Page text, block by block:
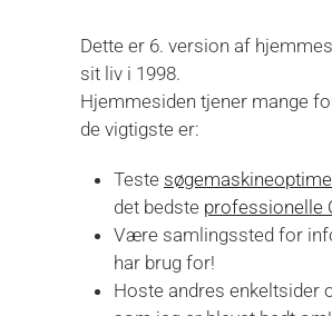
Dette er 6. version af
sit liv i 1998.
Hjemmesiden tjener mange
de vigtigste er:
Teste
det bedste professionelle
Være samlingssted for
har brug for!
Hoste andres enkeltsider